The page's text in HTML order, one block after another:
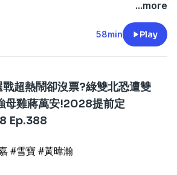
...more
58min Play
戰超熱鬧卻沒票?綠雙北恐遭雙
母雞蔣萬安!2028提前定
Ep.388‪
#雪寶 #黃暐瀚